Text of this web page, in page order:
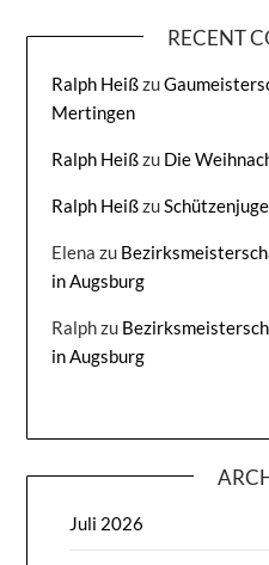
RECENT
Ralph Heißzu
Mertingen
Ralph Heißzu Die
Ralph Heißzu
Elena zu
in Augsburg
Ralphzu
in Augsburg
Juli 2026